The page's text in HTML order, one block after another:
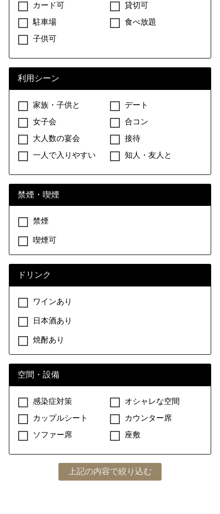
カード可
貸切可
駐車場
食べ放題
子供可
利用シーン
家族・子供と
デート
女子会
合コン
大人数の宴会
接待
一人で入りやすい
知人・友人と
禁煙・喫煙
禁煙
喫煙可
ドリンク
ワインあり
日本酒あり
焼酎あり
空間・設備
感染症対策
オシャレな空間
カップルシート
カウンター席
ソファー席
座敷